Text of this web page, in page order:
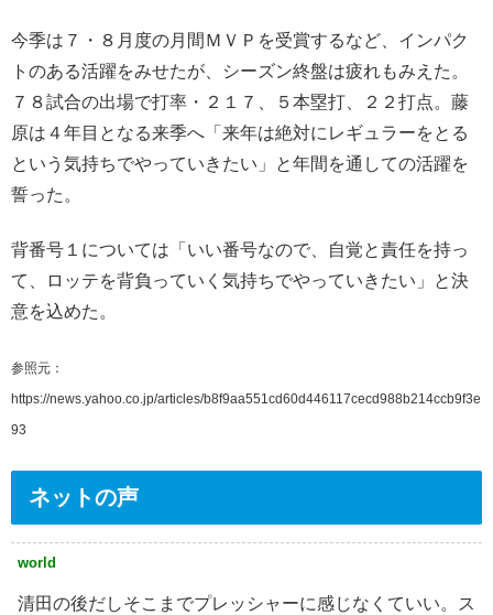
今季は７・８月度の月間ＭＶＰを受賞するなど、インパク
トのある活躍をみせたが、シーズン終盤は疲れもみえた。
７８試合の出場で打率・２１７、５本塁打、２２打点。藤
原は４年目となる来季へ「来年は絶対にレギュラーをとる
という気持ちでやっていきたい」と年間を通しての活躍を
誓った。
背番号１については「いい番号なので、自覚と責任を持っ
て、ロッテを背負っていく気持ちでやっていきたい」と決
意を込めた。
参照元：
https://news.yahoo.co.jp/articles/b8f9aa551cd60d446117cecd988b214ccb9f3e
93
ネットの声
world
清田の後だしそこまでプレッシャーに感じなくていい。ス